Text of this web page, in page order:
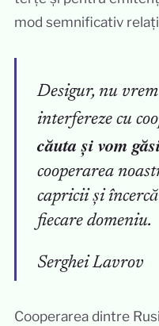
mod semnificativ
Desigur, nu
interfereze cu
căuta și vom
cooperarea
capricii și
fiecare domeniu.
Serghei Lavrov
Cooperarea dintre